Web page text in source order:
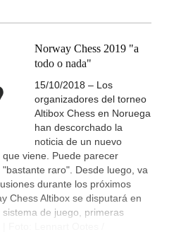
Norway Chess 2019 "a
todo o nada"
15/10/2018 – Los
organizadores del torneo
Altibox Chess en Noruega
han descorchado la
noticia de un nuevo
viene. Puede parecer
raro". Desde luego, va
durante los próximos
Chess Altibox se disputará en
de juego, primeras